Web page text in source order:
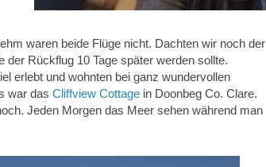
waren beide Flüge nicht. Dachten wir noch der
der Rückflug 10 Tage später werden sollte.
erlebt und wohnten bei ganz wundervollen
war das Cliffview Cottage in Doonbeg Co. Clare.
Jeden Morgen das Meer sehen während man